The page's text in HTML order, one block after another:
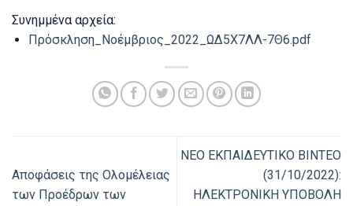
Συνημμένα αρχεία:
Πρόσκληση_Νοέμβριος_2022_ΩΔ5Χ7ΛΛ-7Θ6.pdf
Αποφάσεις της Ολομέλειας
των Προέδρων των
ΝΕΟ ΕΚΠΑΙΔΕΥΤΙΚΟ ΒΙΝΤΕΟ
(31/10/2022):
ΗΛΕΚΤΡΟΝΙΚΗ ΥΠΟΒΟΛΗ